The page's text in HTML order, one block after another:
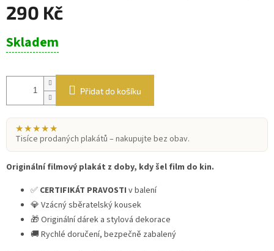
290 Kč
cena:
Skladem
Přidat do košíku
★★★★★
Tisíce prodaných plakátů – nakupujte bez obav.
Originální filmový plakát z doby, kdy šel film do kin.
✅ CERTIFIKÁT PRAVOSTI v balení
💎 Vzácný sběratelský kousek
🎁 Originální dárek a stylová dekorace
🚚 Rychlé doručení, bezpečně zabalený